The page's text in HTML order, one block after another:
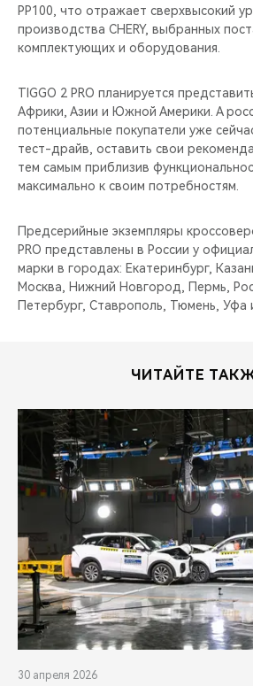
PP100, что отражает сверхвысокий
производства CHERY, выбранных
комплектующих и оборудования.
TIGGO 2 PRO планируется
Африки, Азии и Южной Америки. А
потенциальные покупатели уже
тест-драйв, оставить свои
тем самым приблизив
максимально к своим потребностям.
Предсерийные экземпляры
PRO представлены в России у
марки в городах: Екатеринбург,
Москва, Нижний Новгород, Пермь,
Петербург, Ставрополь, Тюмень, Уфа
ЧИТАЙТЕ
30 апреля 2026